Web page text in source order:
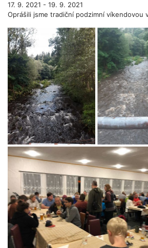
17. 9. 2021 - 19. 9. 2021
Oprášili jsme tradiční podzimní víkendovou